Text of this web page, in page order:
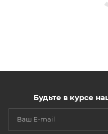
Будьте в курсе